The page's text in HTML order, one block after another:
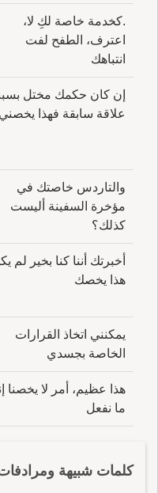
.كخدمة خاصة لكِ لا،
اعترف، الطفح لفت
انتباهك
إن كان حكمك مختل
علاقة سابقة فهذا يخصني
والتاردس خاصتك في
مؤخرة السفينة أليست
كذلك؟
أخبرتك أننا كنا بخير لم
هذا يخصك
يمكنني اتخاذ القرارات
الخاصة بجسدي
هذا عظيم، أمر لا يخصنا
ما نفعل
كلمات شبيهة